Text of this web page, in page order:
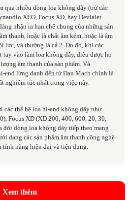
qua nhiều dòng loa không dây (trừ các
XEO, Focus XD, hay Devialet
nhận ra hạn chế chung của những sản
thanh, hoặc là chất âm kém, hoặc là âm
lực, và thường là cả 2. Do đó, khi các
tay vào làm loa không dây, điều được họ
âm thanh của sản phẩm. Và
end lừng danh đến từ Đan Mạch chính là
nghiêm túc nhất trong việc này.
các thế hệ loa hi-end không dây như
Focus XD (XD 200, 400, 600, 20, 30,
đời dòng loa không dây tiếp theo mang
dạng các sản phẩm âm thanh công nghệ
năng hiện đại và tiện dụng.
Xem thêm